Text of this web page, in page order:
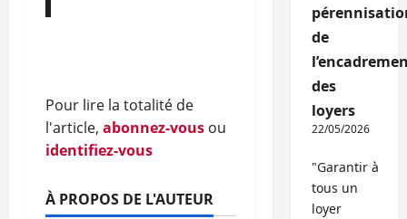
Pour lire la totalité de
l'article, abonnez-vous ou
identifiez-vous
À PROPOS DE L'AUTEUR
de
des
loyers
22/05/2026
"Garantir à
tous un
loyer